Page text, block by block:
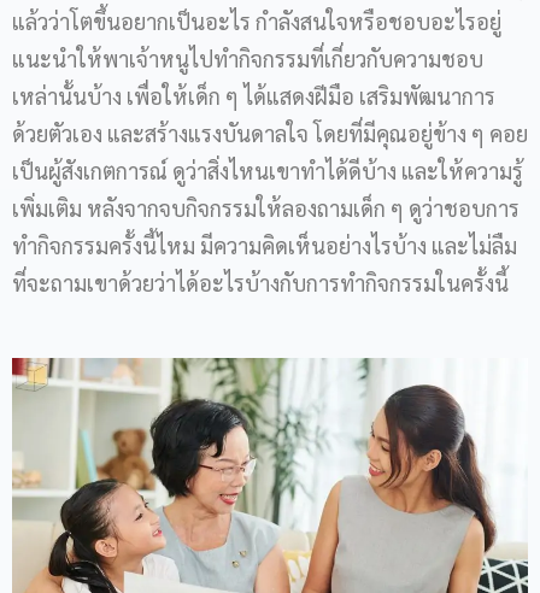
แล้วว่าโตขึ้นอยากเป็นอะไร กำลังสนใจหรือชอบอะไรอยู่
แนะนำให้พาเจ้าหนูไปทำกิจกรรมที่เกี่ยวกับความชอบ
เหล่านั้นบ้าง เพื่อให้เด็ก ๆ ได้แสดงฝีมือ เสริมพัฒนาการ
ด้วยตัวเอง และสร้างแรงบันดาลใจ โดยที่มีคุณอยู่ข้าง ๆ คอย
เป็นผู้สังเกตการณ์ ดูว่าสิ่งไหนเขาทำได้ดีบ้าง และให้ความรู้
เพิ่มเติม หลังจากจบกิจกรรมให้ลองถามเด็ก ๆ ดูว่าชอบการ
ทำกิจกรรมครั้งนี้ไหม มีความคิดเห็นอย่างไรบ้าง และไม่ลืม
ที่จะถามเขาด้วยว่าได้อะไรบ้างกับการทำกิจกรรมในครั้งนี้